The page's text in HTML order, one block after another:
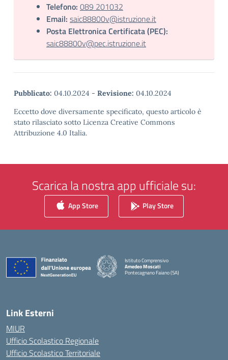
Telefono: 089 201032
Email: saic88800v@istruzione.it
Posta Elettronica Certificata (PEC):
saic88800v@pec.istruzione.it
Pubblicato: 04.10.2024 - Revisione: 04.10.2024
Eccetto dove diversamente specificato, questo articolo è
stato rilasciato sotto Licenza Creative Commons
Attribuzione 4.0 Italia.
Scarica la nostra app ufficiale su:
App Store Play Store
Istituto Comprensivo
Amedeo Moscati
Pontecagnano Faiano (SA)
— Visita la pagina iniziale della scuola
Link Esterni
MIUR
Ufficio Scolastico Regionale
Ufficio Scolastico Territoriale